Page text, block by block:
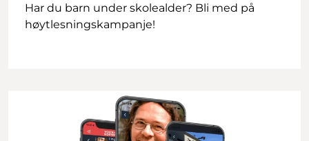
Har du barn under skolealder? Bli med på
høytlesningskampanje!